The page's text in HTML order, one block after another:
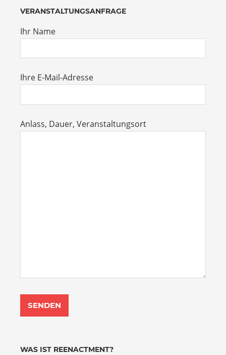
VERANSTALTUNGSANFRAGE
Ihr Name
Ihre E-Mail-Adresse
Anlass, Dauer, Veranstaltungsort
WAS IST REENACTMENT?